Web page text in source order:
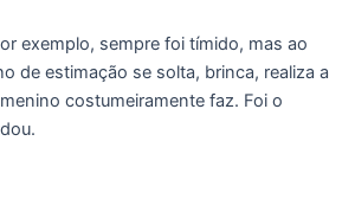
exemplo, sempre foi tímido, mas ao
de estimação se solta, brinca, realiza a
costumeiramente faz. Foi o